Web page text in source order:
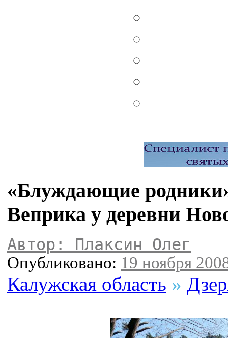
«Блуждающие
Веприка у деревни
Автор: Плаксин Олег
Опубликовано: 19 ноября
Калужская область »